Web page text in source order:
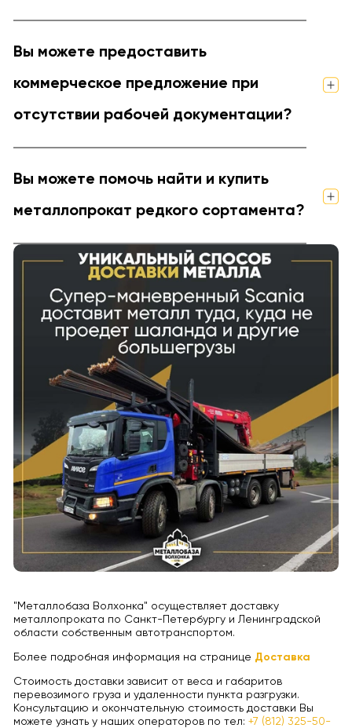
Вы можете предоставить
коммерческое предложение при
отсутствии рабочей документации?
Вы можете помочь найти и купить
металлопрокат редкого сортамента?
"Металлобаза Волхонка" осуществляет доставку
металлопроката по Санкт-Петербургу и Ленинградской
области собственным автотранспортом.
Более подробная информация на странице Доставка
Стоимость доставки зависит от веса и габаритов
перевозимого груза и удаленности пункта разгрузки.
Консультацию и окончательную стоимость доставки Вы
можете узнать у наших операторов по тел: +7 (812) 325-50-